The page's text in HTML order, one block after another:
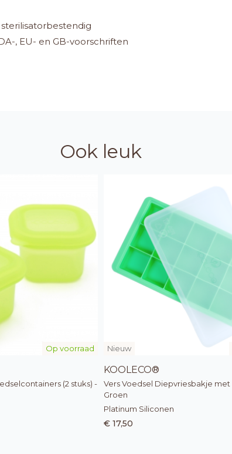
, EU- en GB-voorschriften
Ook leuk
Op voorraad
(2 stuks) -
Nieuw
KOOLECO®
Vers Voedsel Diepvriesbakje met
Groen
Platinum Siliconen
€ 17,50